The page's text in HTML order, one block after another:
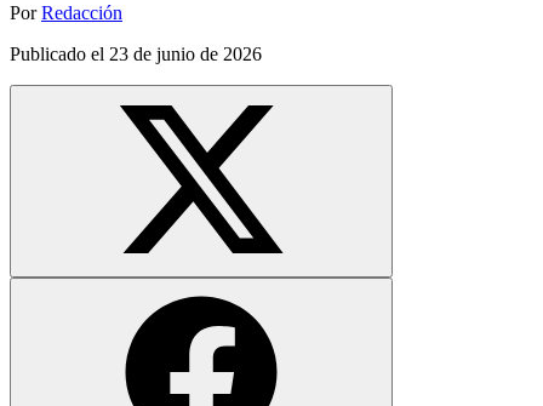
Por Redacción
Publicado el 23 de junio de 2026